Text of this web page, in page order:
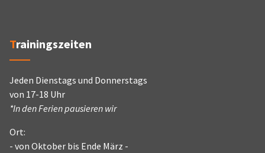
Trainingszeiten
Jeden Dienstags und Donnerstags
von 17-18 Uhr
*In den Ferien pausieren wir
Ort:
- von Oktober bis Ende März -